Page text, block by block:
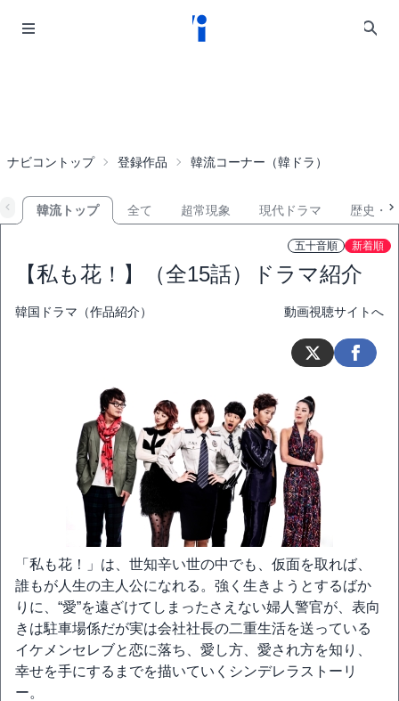
ナビコントップ 登録作品 韓流コーナー（韓ドラ）
韓流トップ 全て 超常現象 現代ドラマ 歴史・
五十音順 新着順
【私も花！】（全15話）ドラマ紹介
韓国ドラマ（作品紹介） 動画視聴サイトへ
「私も花！」は、世知辛い世の中でも、仮面を取れば、
誰もが人生の主人公になれる。強く生きようとするばか
りに、“愛”を遠ざけてしまったさえない婦人警官が、表向
きは駐車場係だが実は会社社長の二重生活を送っている
イケメンセレブと恋に落ち、愛し方、愛され方を知り、
幸せを手にするまでを描いていくシンデレラストーリ
ー。